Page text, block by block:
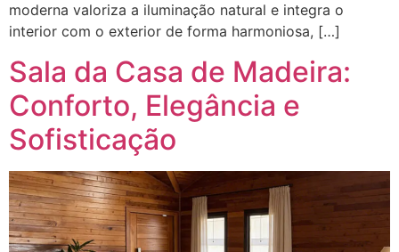
moderna valoriza a iluminação natural e integra o
interior com o exterior de forma harmoniosa, […]
Sala da Casa de Madeira:
Conforto, Elegância e
Sofisticação